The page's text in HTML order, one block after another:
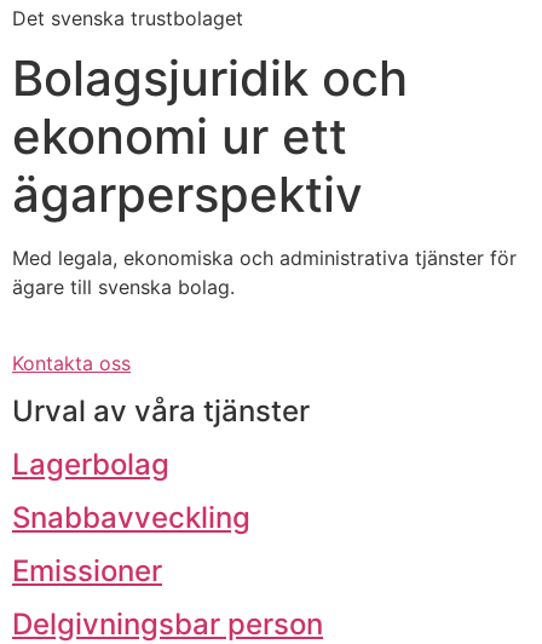
Det svenska trustbolaget
Bolagsjuridik och
ekonomi ur ett
ägarperspektiv
Med legala, ekonomiska och administrativa tjänster för
ägare till svenska bolag.
Kontakta oss
Urval av våra tjänster
Lagerbolag
Snabbavveckling
Emissioner
Delgivningsbar person